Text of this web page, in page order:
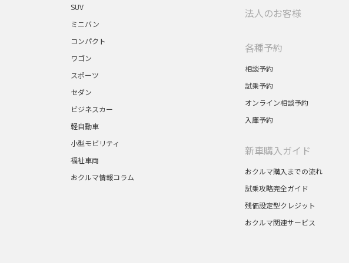
SUV
ミニバン
コンパクト
ワゴン
スポーツ
セダン
ビジネスカー
軽自動車
小型モビリティ
福祉車両
おクルマ情報コラム
法人のお客様
各種予約
相談予約
試乗予約
オンライン相談予約
入庫予約
新車購入ガイド
おクルマ購入までの流れ
試乗攻略完全ガイド
残価設定型クレジット
おクルマ関連サービス